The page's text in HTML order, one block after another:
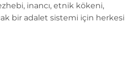
inancı, etnik kökeni,
bir adalet sistemi için herkesi